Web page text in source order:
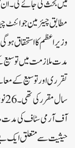
مطابق چیئرمین
وزیر اعظم کا استحقاق ہو
مدت ملازمت میں توسیع کے
آف آرمی سٹاف کی مدت
حیثیت سے متعلق ایک بے